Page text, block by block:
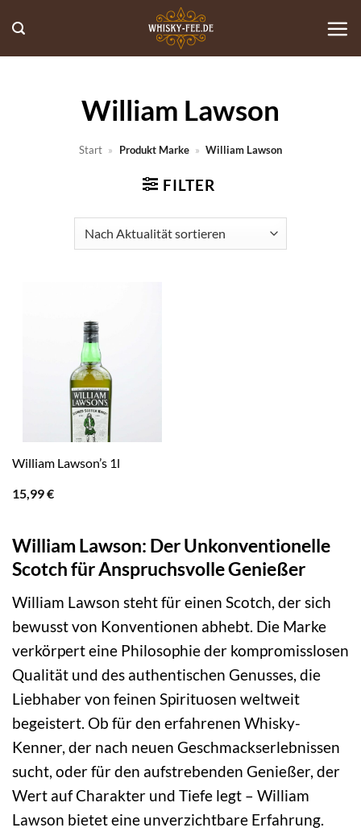
Inhalt
springen
William Lawson
Start » Produkt Marke » William Lawson
FILTER
William Lawson’s 1l
15,99€
William Lawson: Der Unkonventionelle
Scotch für Anspruchsvolle Genießer
William Lawson steht für einen Scotch, der sich
bewusst von Konventionen abhebt. Die Marke
verkörpert eine Philosophie der kompromisslosen
Qualität und des authentischen Genusses, die
Liebhaber von feinen Spirituosen weltweit
begeistert. Ob für den erfahrenen Whisky-
Kenner, der nach neuen Geschmackserlebnissen
sucht, oder für den aufstrebenden Genießer, der
Wert auf Charakter und Tiefe legt – William
Lawson bietet eine unverzichtbare Erfahrung.